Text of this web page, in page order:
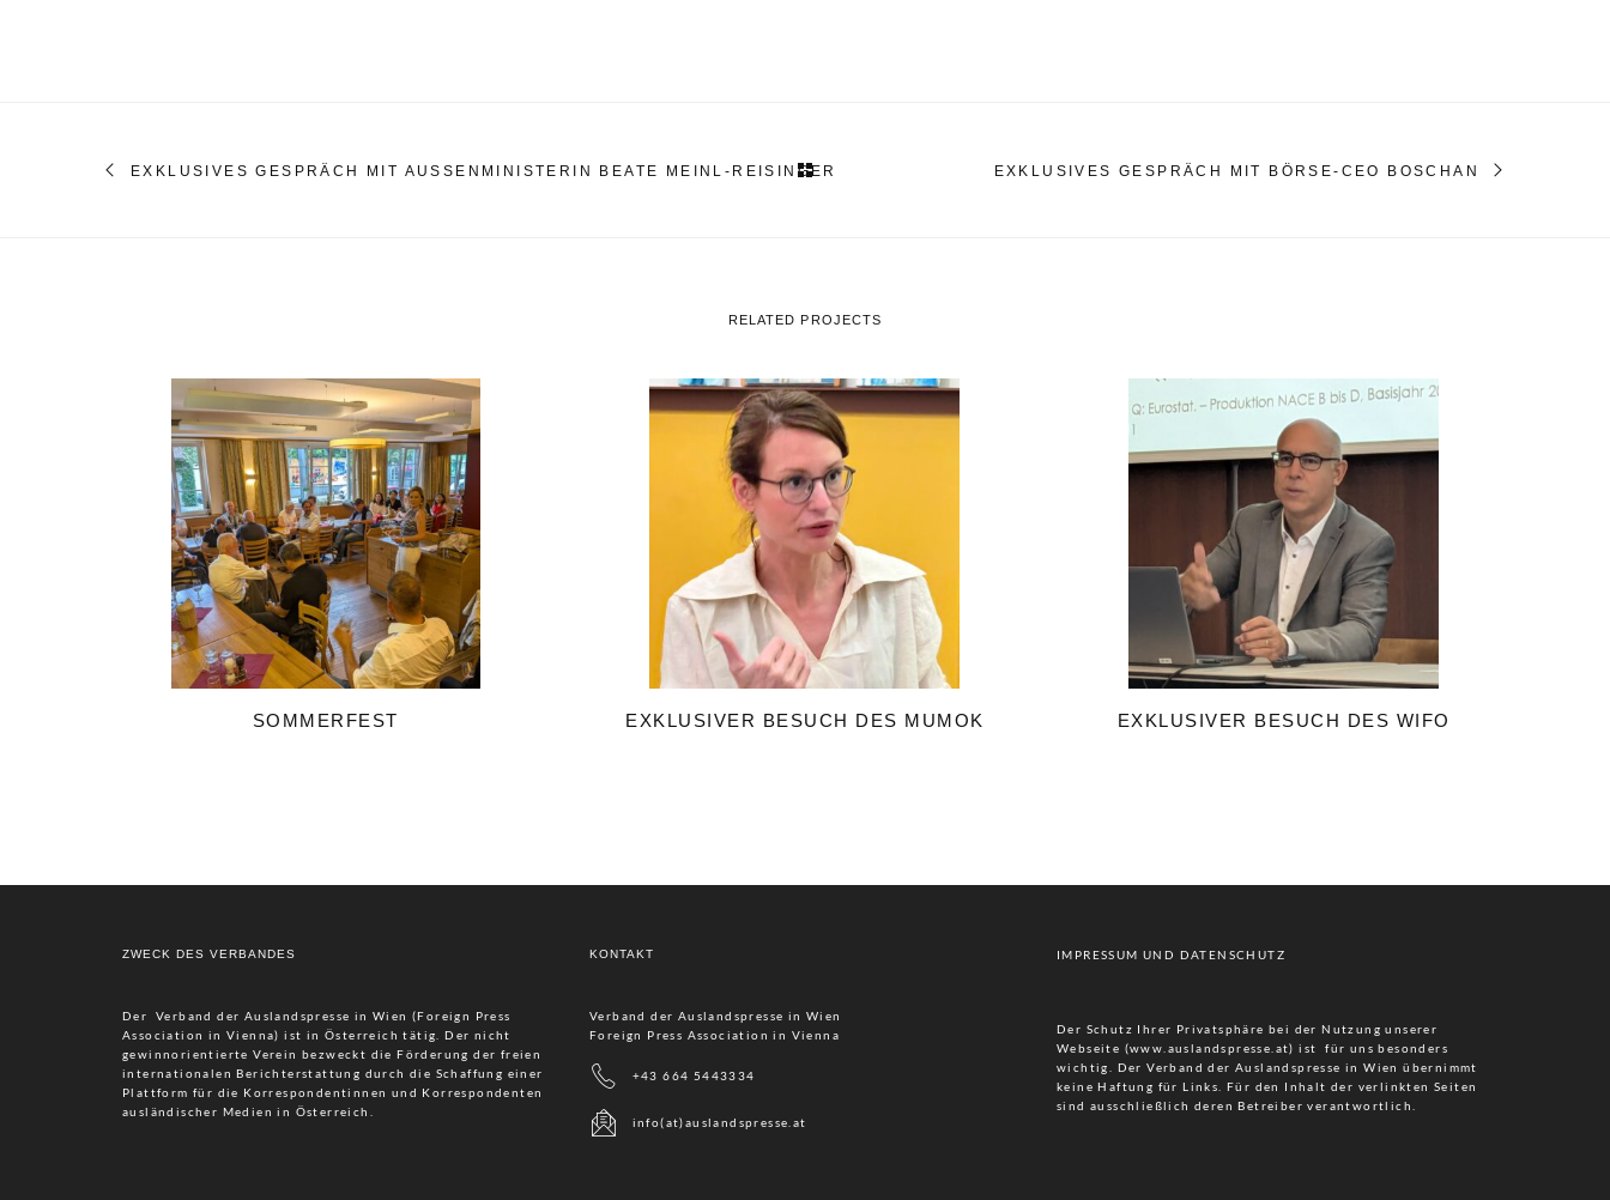
EXKLUSIVES GESPRÄCH MIT AUSSENMINISTERIN BEATE MEINL-REISINGER EXKLUSIVES GESPRÄCH MIT BÖRSE-CEO BOSCHAN
RELATED PROJECTS
SOMMERFEST EXKLUSIVER BESUCH DES MUMOK EXKLUSIVER BESUCH DES WIFO
ZWECK DES VERBANDES
Der Verband der Auslandspresse in Wien (Foreign Press
Association in Vienna) ist in Österreich tätig. Der nicht
gewinnorientierte Verein bezweckt die Förderung der freien
internationalen Berichterstattung durch die Schaffung einer
Plattform für die Korrespondentinnen und Korrespondenten
ausländischer Medien in Österreich.
KONTAKT
Verband der Auslandspresse in Wien
Foreign Press Association in Vienna
+43 664 5443334
info(at)auslandspresse.at
IMPRESSUM UND DATENSCHUTZ
Der Schutz Ihrer Privatsphäre bei der Nutzung unserer
Webseite (www.auslandspresse.at) ist für uns besonders
wichtig. Der Verband der Auslandspresse in Wien übernimmt
keine Haftung für Links. Für den Inhalt der verlinkten Seiten
sind ausschließlich deren Betreiber verantwortlich.